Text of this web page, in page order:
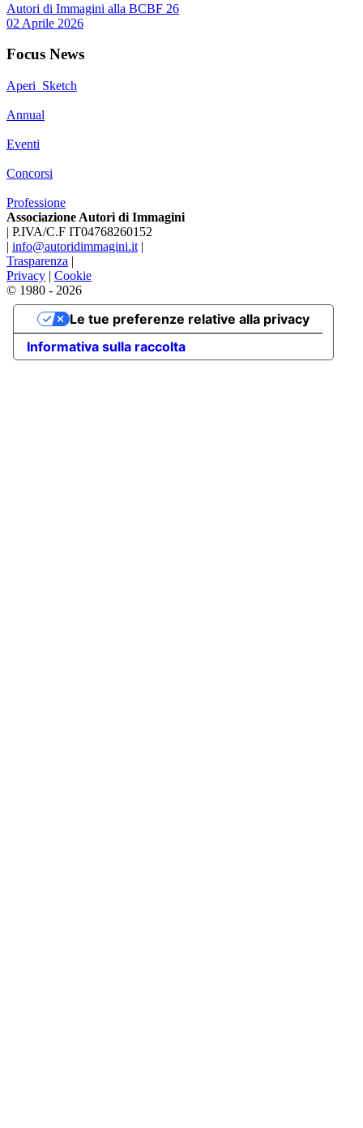
Autori di Immagini alla BCBF 26
02 Aprile 2026
Focus News
Aperi_Sketch
Annual
Eventi
Concorsi
Professione
Associazione Autori di Immagini
| P.IVA/C.F IT04768260152
| info@autoridimmagini.it |
Trasparenza |
Privacy | Cookie
© 1980 - 2026
Informativa sulla raccolta
Le tue preferenze relative alla privacy